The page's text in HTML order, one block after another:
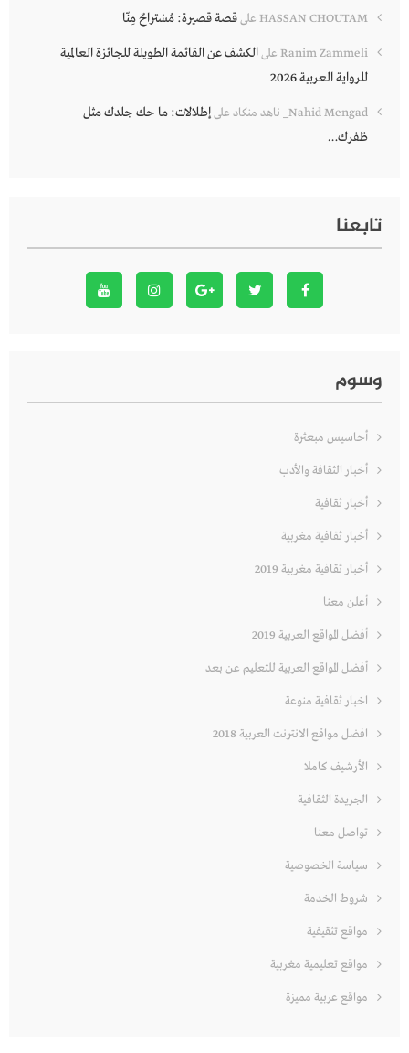
HASSAN CHOUTAM علىقصة قصيرة: مُسْتراحٌ مِنّا
Ranim Zammeli علىالكشف عن القائمة الطويلة للجائزة العالمية
للرواية العربية 2026
Nahid Mengad_ ناهد منكاد علىإطلالات: ما حك جلدك مثل
ظفرك…
تابعنا
وسوم
أحاسيس مبعثرة
أخبار الثقافة والأدب
أخبار ثقافية
أخبار ثقافية مغربية
أخبار ثقافية مغربية 2019
أعلن معنا
أفضل المواقع العربية 2019
أفضل المواقع العربية للتعليم عن بعد
اخبار ثقافية منوعة
افضل مواقع الانترنت العربية 2018
الأرشيف كاملا
الجريدة الثقافية
تواصل معنا
سياسة الخصوصية
شروط الخدمة
مواقع تثقيفية
مواقع تعليمية مغربية
مواقع عربية مميزة